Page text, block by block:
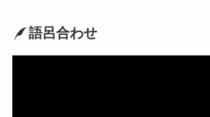
語呂合わせ